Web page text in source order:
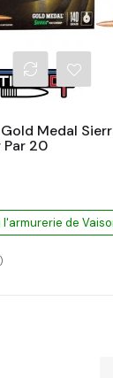
Medal
Par 20
l'armurerie de